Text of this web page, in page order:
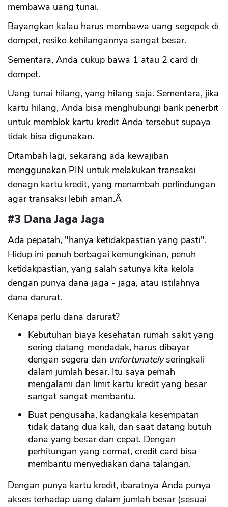
membawa uang tunai.
Bayangkan kalau harus membawa uang segepok di
dompet, resiko kehilangannya sangat besar.
Sementara, Anda cukup bawa 1 atau 2 card di
dompet.
Uang tunai hilang, yang hilang saja. Sementara, jika
kartu hilang, Anda bisa menghubungi bank penerbit
untuk memblok kartu kredit Anda tersebut supaya
tidak bisa digunakan.
Ditambah lagi, sekarang ada kewajiban
menggunakan PIN untuk melakukan transaksi
denagn kartu kredit, yang menambah perlindungan
agar transaksi lebih aman.Â
#3 Dana Jaga Jaga
Ada pepatah, "hanya ketidakpastian yang pasti".
Hidup ini penuh berbagai kemungkinan, penuh
ketidakpastian, yang salah satunya kita kelola
dengan punya dana jaga - jaga, atau istilahnya
dana darurat.
Kenapa perlu dana darurat?
Kebutuhan biaya kesehatan rumah sakit yang
sering datang mendadak, harus dibayar
dengan segera dan unfortunatelyseringkali
dalam jumlah besar. Itu saya pernah
mengalami dan limit kartu kredit yang besar
sangat sangat membantu.
Buat pengusaha, kadangkala kesempatan
tidak datang dua kali, dan saat datang butuh
dana yang besar dan cepat. Dengan
perhitungan yang cermat, credit card bisa
membantu menyediakan dana talangan.
Dengan punya kartu kredit, ibaratnya Anda punya
akses terhadap uang dalam jumlah besar (sesuai